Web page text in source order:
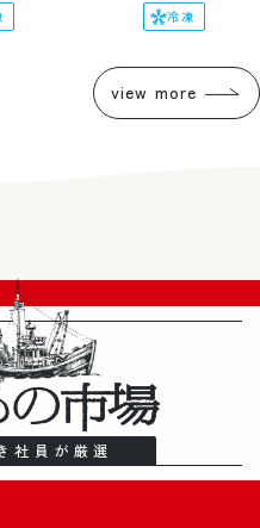
価 冷凍
view more
社員が厳選